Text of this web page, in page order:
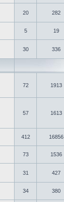
20 282
5 19
30 336
72 1913
57 1613
412 16856
73 1536
31 427
34 380